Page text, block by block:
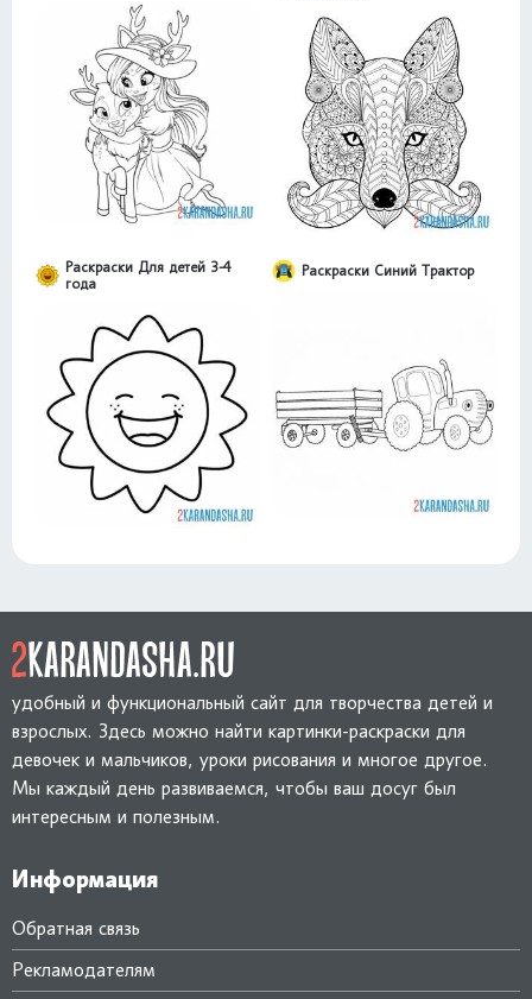
Раскраски Для детей 3-4
года
Раскраски Синий Трактор
удобный и функциональный сайт для творчества детей и
взрослых. Здесь можно найти картинки-раскраски для
девочек и мальчиков, уроки рисования и многое другое.
Мы каждый день развиваемся, чтобы ваш досуг был
интересным и полезным.
Информация
Обратная связь
Рекламодателям